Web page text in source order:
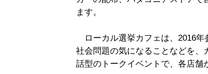
ます。
ローカル選挙カフェは、2016年
社会問題の気になることなどを
話型のトークイベントで、各店舗